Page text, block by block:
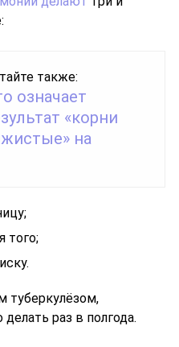
также:
означает
«корни
на
того;
туберкулёзом,
раз в полгода.